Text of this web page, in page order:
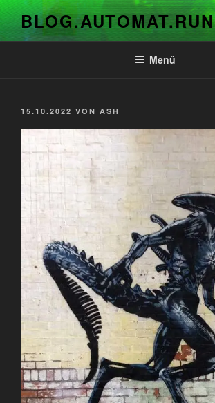
Zum
Inhalt
springen
BLOG.AUTOMAT.RUN
Menü
VERÖFFENTLICHT
15.10.2022 VON ASH